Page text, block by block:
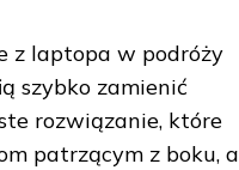
z laptopa w podróży
szybko zamienić
rozwiązanie, które
patrzącym z boku, a